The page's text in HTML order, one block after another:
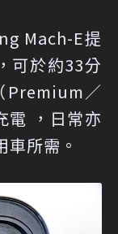
Mach-E提
可於約33分
Premium／
電 ，日常亦
所需。